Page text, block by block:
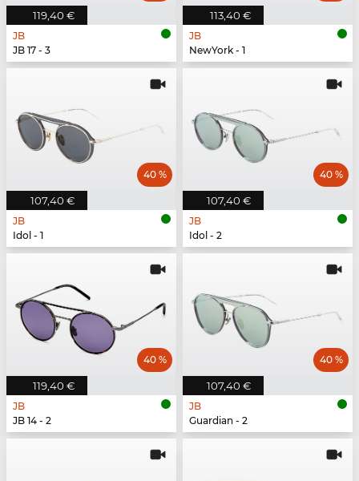
119,40 €
JB
JB 17 - 3
113,40 €
JB
NewYork - 1
107,40 €
40 %
JB
Idol - 1
107,40 €
40 %
JB
Idol - 2
119,40 €
40 %
JB
JB 14 - 2
107,40 €
40 %
JB
Guardian - 2